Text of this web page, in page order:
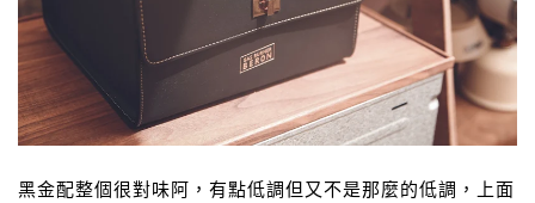
黑金配整個很對味阿，有點低調但又不是那麼的低調，上面